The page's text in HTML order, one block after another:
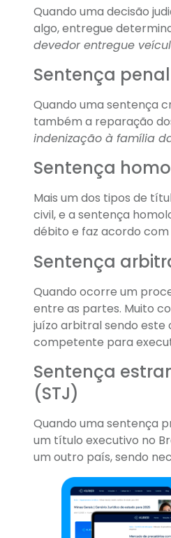
Quando uma decisão
algo, entregue
devedor entregue
Sentença
Quando uma sentença
também a reparação
indenização à família
Sentença
Mais um dos tipos de
civil, e a sentença
débito e faz acordo
Sentença
Quando ocorre um
entre as partes. Muito
juízo arbitral sendo
competente para
Sentença
(STJ)
Quando uma sentença
um título executivo no
um outro país, sendo